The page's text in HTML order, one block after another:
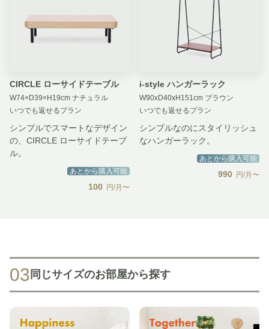
CIRCLE ローサイドテーブル
W74×D39×H19cm ナチュラル
いつでも返せるプラン
シンプルでスマートなデザイン
の、CIRCLE ローサイドテーブ
ル。
あとから購入可能
100 円/月〜
i-style ハンガーラック
W90xD40xH151cm ブラウン
いつでも返せるプラン
シンプルなのにスタイリッシュ
なハンガーラック。
あとから購入可能
990 円/月〜
03 同じサイズのお部屋から探す